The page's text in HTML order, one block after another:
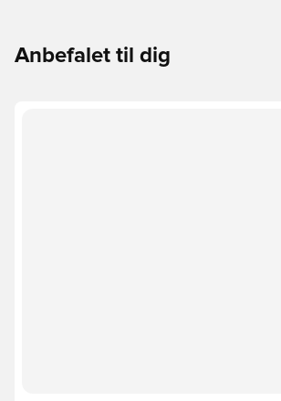
Anbefalet til dig